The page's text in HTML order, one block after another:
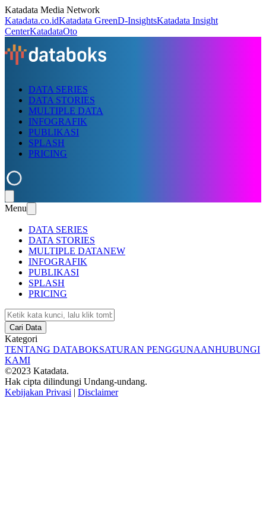
Katadata Media Network
Katadata.co.idKatadata GreenD-InsightsKatadata Insight
CenterKatadataOto
DATA SERIES
DATA STORIES
MULTIPLE DATA
INFOGRAFIK
PUBLIKASI
SPLASH
PRICING
Menu
DATA SERIES
DATA STORIES
MULTIPLE DATANEW
INFOGRAFIK
PUBLIKASI
SPLASH
PRICING
Cari Data
Kategori
TENTANG DATABOKSATURAN PENGGUNAANHUBUNGI
KAMI
©2023 Katadata.
Hak cipta dilindungi Undang-undang.
Kebijakan Privasi | Disclaimer